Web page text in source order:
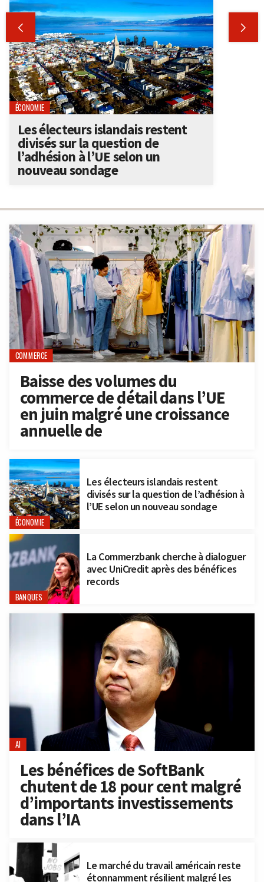
COMMERCE
Baisse des volumes du
commerce de détail dans l’UE
en juin malgré une croissance
annuelle de
ÉCONOMIE
Les électeurs islandais restent
divisés sur la question de l’adhésion à
l’UE selon un nouveau sondage
BANQUES
La Commerzbank cherche à dialoguer
avec UniCredit après des bénéfices
records
AI
Les bénéfices de SoftBank
chutent de 18 pour cent malgré
d’importants investissements
dans l’IA
Le marché du travail américain reste
étonnamment résilient malgré les
 
ÉCONOMIE
Les électeurs islandais restent
divisés sur la question de
l’adhésion à l’UE selon un
nouveau sondage